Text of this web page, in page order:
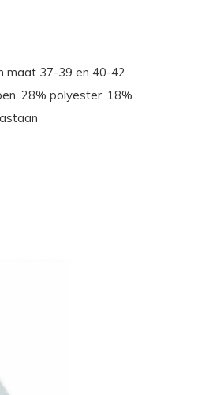
maat 37-39 en 40-42
28% polyester, 18%